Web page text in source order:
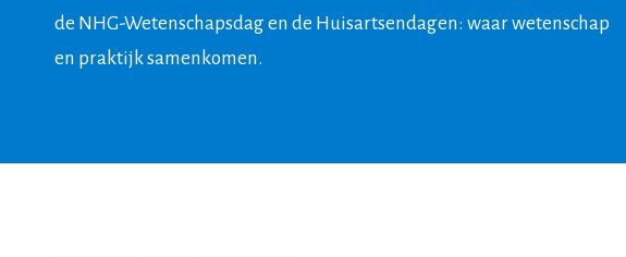
de NHG-Wetenschapsdag en de Huisartsendagen: waar wetenschap
en praktijk samenkomen.